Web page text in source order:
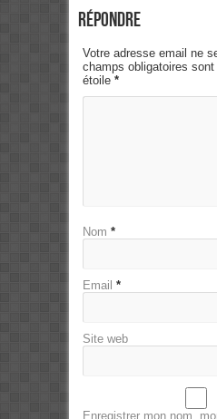
Répondre
Votre adresse email ne
champs obligatoires sont
étoile *
Nom *
Email *
Site web
Enregistrer mon nom,